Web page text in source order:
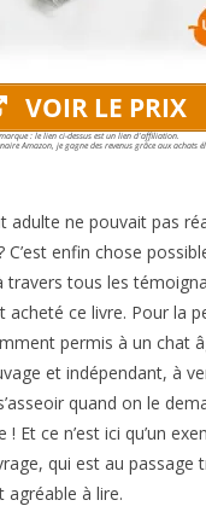
VOIR LE PRIX
: le lien ci-dessus est un lien d'affiliation.
Amazon, je gagne des revenus grâce aux achats
adulte ne pouvait pas
C’est enfin chose
travers tous les
acheté ce livre. Pour la
permis à un chat
et indépendant, à
quand on le
Et ce n’est ici qu’un
qui est au passage
à lire.